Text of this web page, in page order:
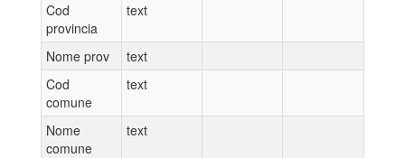
Cod
provincia
text
Nome prov
text
Cod
comune
text
Nome
comune
text